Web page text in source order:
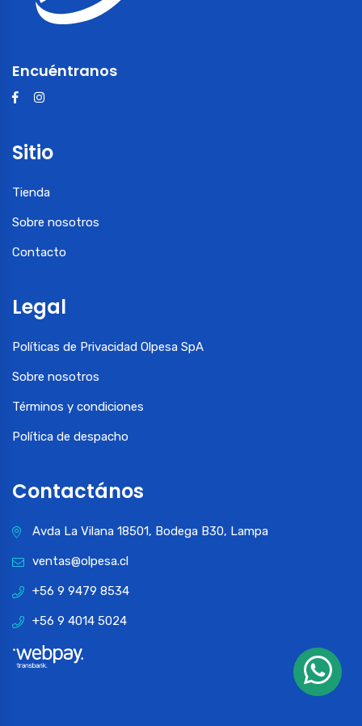
Encuéntranos
Sitio
Tienda
Sobre nosotros
Contacto
Legal
Políticas de Privacidad Olpesa SpA
Sobre nosotros
Términos y condiciones
Política de despacho
Contactános
Avda La Vilana 18501, Bodega B30, Lampa
ventas@olpesa.cl
+56 9 9479 8534
+56 9 4014 5024